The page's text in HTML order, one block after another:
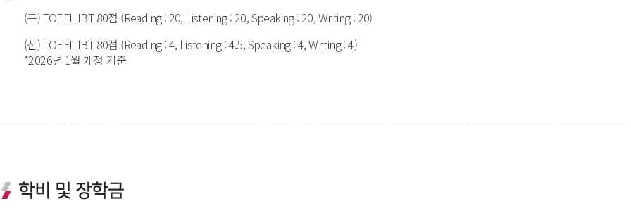
(구) TOEFL IBT 80점 (Reading : 20, Listening : 20, Speaking : 20, Writing : 20)
(신) TOEFL IBT 80점 (Reading : 4, Listening : 4.5, Speaking : 4, Writing : 4)
*2026년 1월 개정 기준
학비 및 장학금